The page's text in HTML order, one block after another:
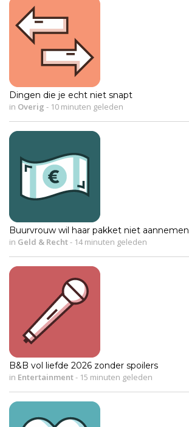
Dingen die je echt niet snapt
in Overig - 10 minuten geleden
Buurvrouw wil haar pakket niet aannemen
in Geld & Recht- 14 minuten geleden
B&B vol liefde 2026 zonder spoilers
in Entertainment- 15 minuten geleden